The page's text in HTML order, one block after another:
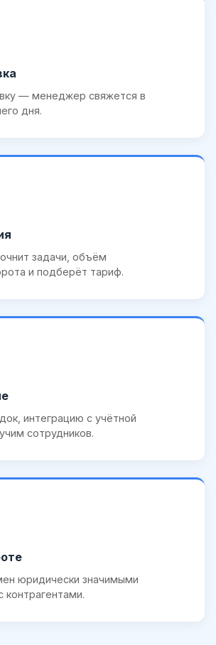
— менеджер свяжется в
дня.
задачи, объём
и подберёт тариф.
интеграцию с учётной
сотрудников.
юридически значимыми
контрагентами.